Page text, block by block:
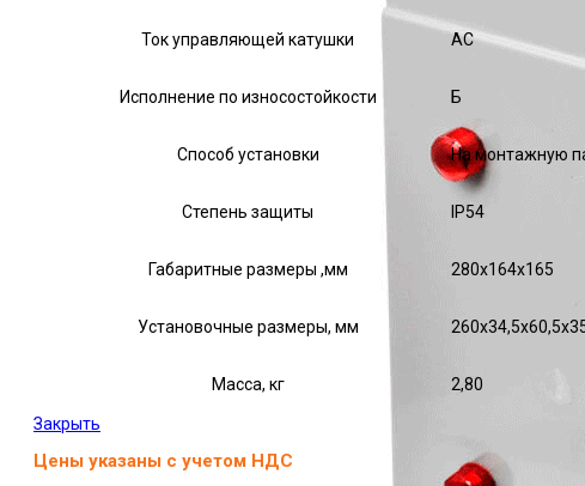
Ток управляющей катушки АС
Исполнение по износостойкости Б
Способ установки На монтажную
Степень защиты IP54
Габаритные размеры ,мм 280х164х165
Установочные размеры, мм
Масса, кг 2,80
Закрыть
Цены указаны с учетом НДС